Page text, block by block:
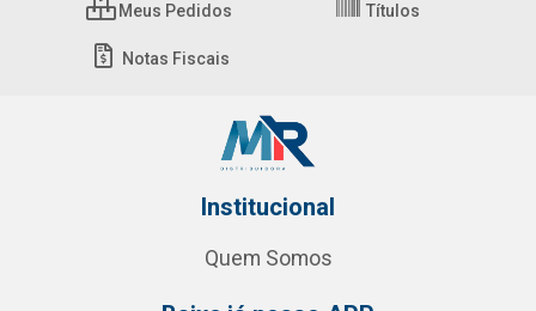
Meus Pedidos Títulos
Notas Fiscais
Institucional
Quem Somos